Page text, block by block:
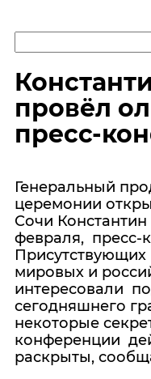
провёл
пресс-
Генеральный
церемонии
Сочи
февраля, пресс-
Присутствующих
мировых и
интересовали
сегодняшнего
некоторые
конференции
раскрыты,